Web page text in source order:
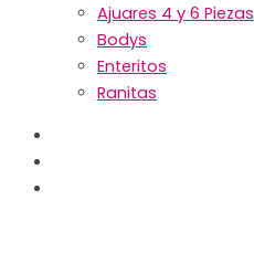
Ajuares 4 y 6 Piezas
Bodys
Enteritos
Ranitas